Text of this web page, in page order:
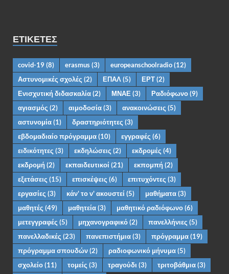
ΕΤΙΚΈΤΕΣ
covid-19(8) erasmus(3) europeanschoolradio(12)
Αστυνομικές σχολές (2) ΕΠΑΛ (5) ΕΡΤ(2)
Ενισχυτική διδασκαλία(2) ΜΝΑΕ (3) Ραδιόφωνο(9)
αγιασμός (2) αιμοδοσία(3) ανακοινώσεις (5)
αστυνομία(1) δραστηριότητες (3)
εβδομαδιαίο πρόγραμμα(10) εγγραφές (6)
ειδικότητες (3) εκδηλώσεις (2) εκδρομές (4)
εκδρομή(2) εκπαιδευτικοί (21) εκπομπή(2)
εξετάσεις (15) επισκέψεις (6) επιτυχόντες (3)
εργασίες (3) κάν' το ν' ακουστεί (5) μαθήματα(3)
μαθητές (49) μαθητεία(3) μαθητικό ραδιόφωνο(6)
μετεγγραφές (5) μηχανογραφικό(2) πανελλήνιες (5)
πανελλαδικές (23) πανεπιστήμια(3) πρόγραμμα(19)
πρόγραμμα σπουδών(2) ραδιοφωνικό μήνυμα(5)
σχολείο(11) τομείς (3) τραγούδι (3) τριτοβάθμια(3)